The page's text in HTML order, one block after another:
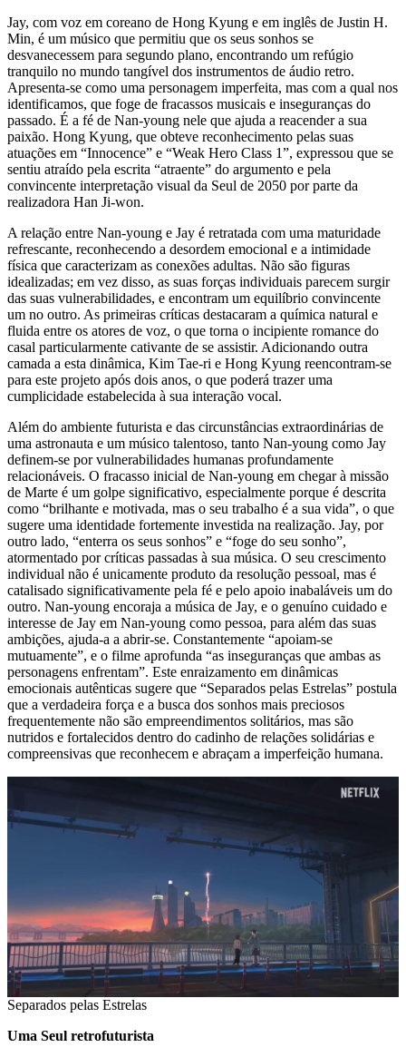
Jay, com voz em coreano de Hong Kyung e em inglês de Justin H.
Min, é um músico que permitiu que os seus sonhos se
desvanecessem para segundo plano, encontrando um refúgio
tranquilo no mundo tangível dos instrumentos de áudio retro.
Apresenta-se como uma personagem imperfeita, mas com a qual nos
identificamos, que foge de fracassos musicais e inseguranças do
passado. É a fé de Nan-young nele que ajuda a reacender a sua
paixão. Hong Kyung, que obteve reconhecimento pelas suas
atuações em “Innocence” e “Weak Hero Class 1”, expressou que se
sentiu atraído pela escrita “atraente” do argumento e pela
convincente interpretação visual da Seul de 2050 por parte da
realizadora Han Ji-won.
A relação entre Nan-young e Jay é retratada com uma maturidade
refrescante, reconhecendo a desordem emocional e a intimidade
física que caracterizam as conexões adultas. Não são figuras
idealizadas; em vez disso, as suas forças individuais parecem surgir
das suas vulnerabilidades, e encontram um equilíbrio convincente
um no outro. As primeiras críticas destacaram a química natural e
fluida entre os atores de voz, o que torna o incipiente romance do
casal particularmente cativante de se assistir. Adicionando outra
camada a esta dinâmica, Kim Tae-ri e Hong Kyung reencontram-se
para este projeto após dois anos, o que poderá trazer uma
cumplicidade estabelecida à sua interação vocal.
Além do ambiente futurista e das circunstâncias extraordinárias de
uma astronauta e um músico talentoso, tanto Nan-young como Jay
definem-se por vulnerabilidades humanas profundamente
relacionáveis. O fracasso inicial de Nan-young em chegar à missão
de Marte é um golpe significativo, especialmente porque é descrita
como “brilhante e motivada, mas o seu trabalho é a sua vida”, o que
sugere uma identidade fortemente investida na realização. Jay, por
outro lado, “enterra os seus sonhos” e “foge do seu sonho”,
atormentado por críticas passadas à sua música. O seu crescimento
individual não é unicamente produto da resolução pessoal, mas é
catalisado significativamente pela fé e pelo apoio inabaláveis um do
outro. Nan-young encoraja a música de Jay, e o genuíno cuidado e
interesse de Jay em Nan-young como pessoa, para além das suas
ambições, ajuda-a a abrir-se. Constantemente “apoiam-se
mutuamente”, e o filme aprofunda “as inseguranças que ambas as
personagens enfrentam”. Este enraizamento em dinâmicas
emocionais autênticas sugere que “Separados pelas Estrelas” postula
que a verdadeira força e a busca dos sonhos mais preciosos
frequentemente não são empreendimentos solitários, mas são
nutridos e fortalecidos dentro do cadinho de relações solidárias e
compreensivas que reconhecem e abraçam a imperfeição humana.
Separados pelas Estrelas
Uma Seul retrofuturista